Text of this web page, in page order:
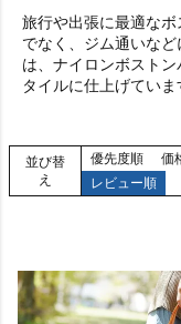
旅行や出張に最適な
でなく、ジム通いな
は、ナイロンボスト
タイルに仕上げていま
並び替
え
優先度順 価
レビュー順